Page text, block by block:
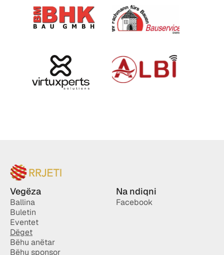
Vegëza
Ballina
Buletin
Eventet
Dëget
Bëhu anëtar
Bëhu sponsor
Na ndiqni
Facebook